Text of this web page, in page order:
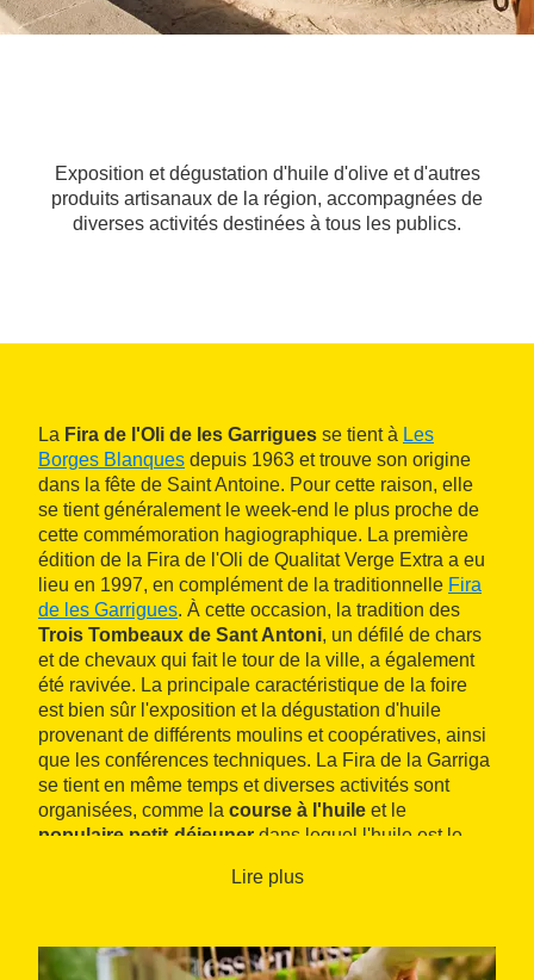
Exposition et dégustation d'huile d'olive et d'autres
produits artisanaux de la région, accompagnées de
diverses activités destinées à tous les publics.
La Fira de l'Oli de les Garrigues se tient à Les
Borges Blanques depuis 1963 et trouve son origine
dans la fête de Saint Antoine. Pour cette raison, elle
se tient généralement le week-end le plus proche de
cette commémoration hagiographique. La première
édition de la Fira de l'Oli de Qualitat Verge Extra a eu
lieu en 1997, en complément de la traditionnelle Fira
de les Garrigues. À cette occasion, la tradition des
Trois Tombeaux de Sant Antoni, un défilé de chars
et de chevaux qui fait le tour de la ville, a également
été ravivée. La principale caractéristique de la foire
est bien sûr l'exposition et la dégustation d'huile
provenant de différents moulins et coopératives, ainsi
que les conférences techniques. La Fira de la Garriga
se tient en même temps et diverses activités sont
organisées, comme la course à l'huile et le
populaire petit-déjeuner dans lequel l'huile est le
Lire plus